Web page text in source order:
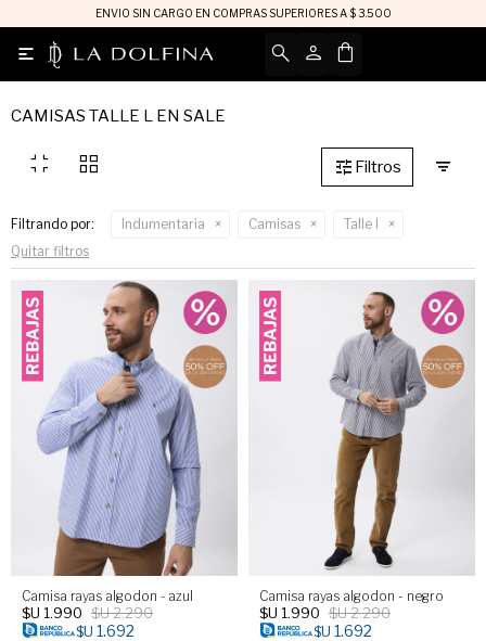
ENVIO SIN CARGO EN COMPRAS SUPERIORES A $ 3.500

CAMISAS TALLE L EN SALE
fullscreen_exit grid_view
Filtrando por: Indumentaria Camisas
Talle l
Quitar filtros
Camisa rayas algodon - azul
$U 1.990 $U2.290
$U 1.692
Camisa rayas algodon - negro
$U 1.990 $U2.290
$U 1.692